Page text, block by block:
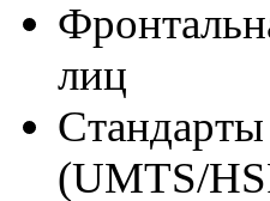
лиц
Стандарты
(UMTS/